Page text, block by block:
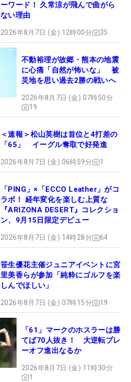
ーワード！ 久常涼が飛んで曲がら
ない理由
2026年8月7日 (金) 12時00分 35
不動裕理が故郷・熊本の地震
に心痛「自然が怖いな」 被
災地を思い過去2勝の戦いへ
2026年8月7日 (金) 07時50分
19
＜速報＞松山英樹は首位と4打差の
「65」 イーグル奪取で好発進
2026年8月7日 (金) 06時59分 1
「PING」×「ECCO Leather」がコ
ラボ！ 経年変化を楽しむ上質な
『ARIZONA DESERT』コレクショ
ン、9月15日限定デビュー
2026年8月7日 (金) 14時28分 64
笹生優花主催ジュニアイベントに宮
里美香らが参加「純粋にゴルフを楽
しんでほしい」
2026年8月7日 (金) 07時15分 19
「61」マークのホスラーは勝
てば70人抜き！ 大逆転プレ
ーオフ進出なるか
2026年8月7日 (金) 11時30分
1